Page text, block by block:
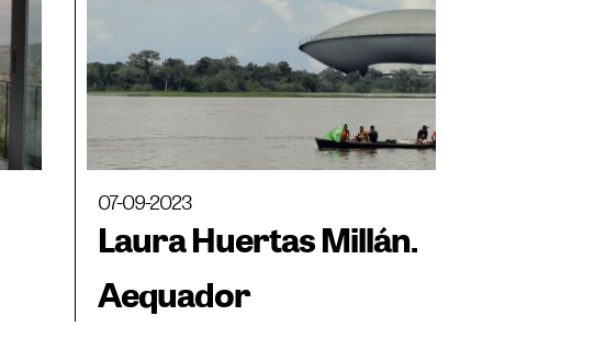
07-09-2023
Laura Huertas Millán.
Aequador